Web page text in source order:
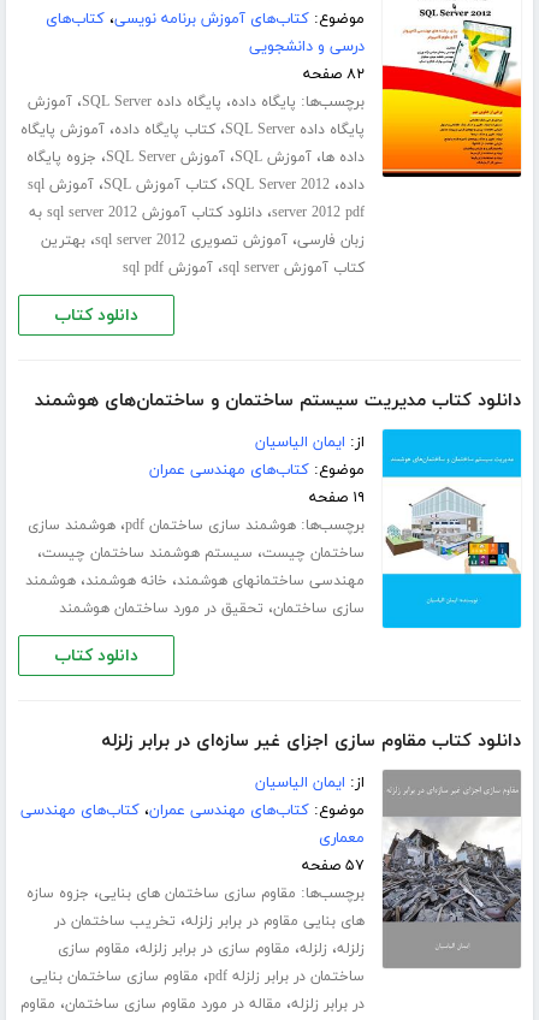
موضوع:کتاب‌های آموزش برنامه نویسی،کتاب‌های
درسی و دانشجویی
۸۲ صفحه
برچسب‌ها: پایگاه داده، پایگاه داده SQL Server ،آموزش
پایگاه داده SQL Server
،کتاب پایگاه داده،آموزش پایگاه
داده ها،آموزش SQL ،آموزش SQL Server ، جزوه پایگاه
داده،SQL Server 2012،کتاب آموزش SQL ،
آموزش sql
server 2012 pdf،
دانلود کتاب آموزش sql server 2012 به
زبان فارسی،آموزش تصویری sql server 2012 ،بهترین
کتاب آموزش sql server
،آموزش sql pdf
دانلود کتاب
دانلود کتاب مدیریت سیستم ساختمان و ساختمان‌های هوشمند
از: ایمان الیاسیان
موضوع:کتاب‌های مهندسی عمران
۱۹ صفحه
برچسب‌ها:هوشمند سازی ساختمان pdf ،هوشمند سازی
ساختمان چیست، سیستم هوشمند ساختمان چیست،
مهندسی ساختمانهای هوشمند، خانه هوشمند،هوشمند
سازی ساختمان، تحقیق در مورد ساختمان هوشمند
دانلود کتاب
دانلود کتاب مقاوم سازی اجزای غیر سازه‌ای در برابر زلزله
از: ایمان الیاسیان
موضوع:کتاب‌های مهندسی عمران،کتاب‌های مهندسی
معماری
۵۷ صفحه
برچسب‌ها: مقاوم سازی ساختمان های بنایی، جزوه سازه
های بنایی مقاوم در برابر زلزله، تخریب ساختمان در
زلزله، زلزله، مقاوم سازی در برابر زلزله، مقاوم سازی
ساختمان در برابر زلزله pdf
، مقاوم سازی ساختمان بنایی
در برابر زلزله، مقاله در مورد مقاوم سازی ساختمان، مقاوم